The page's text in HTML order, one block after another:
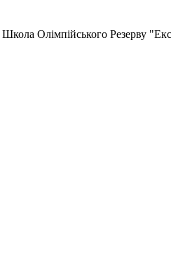
Олімпійського Резерву